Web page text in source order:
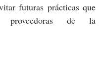
futuras prácticas que
proveedoras de la